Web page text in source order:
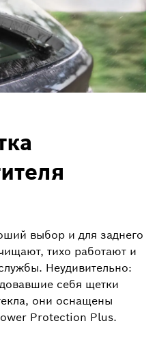
выбор и для заднего
тихо работают и
Неудивительно:
себя щетки
они оснащены
Protection Plus.